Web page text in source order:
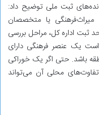
ثبت ملی توضیح داد:
میراث‌فرهنگی یا متخصصان
ثبت اداره کل، مراحل بررسی
است یک عنصر فرهنگی دارای
باشد. حتی اگر یک خوراکی
محلی آن می‌تواند